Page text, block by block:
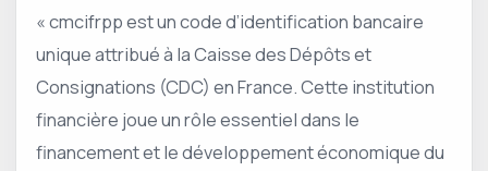
« cmcifrpp est un code d’identification bancaire
unique attribué à la Caisse des Dépôts et
Consignations (CDC) en France. Cette institution
financière joue un rôle essentiel dans le
financement et le développement économique du